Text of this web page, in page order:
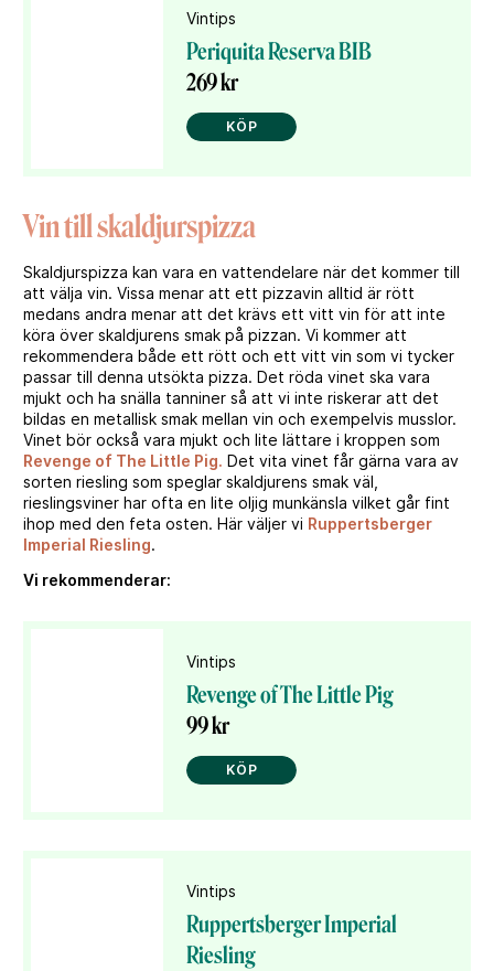
Vintips
Periquita Reserva BIB
269 kr
KÖP
Vin till skaldjurspizza
Skaldjurspizza kan vara en vattendelare när det kommer till
att välja vin. Vissa menar att ett pizzavin alltid är rött
medans andra menar att det krävs ett vitt vin för att inte
köra över skaldjurens smak på pizzan. Vi kommer att
rekommendera både ett rött och ett vitt vin som vi tycker
passar till denna utsökta pizza. Det röda vinet ska vara
mjukt och ha snälla tanniner så att vi inte riskerar att det
bildas en metallisk smak mellan vin och exempelvis musslor.
Vinet bör också vara mjukt och lite lättare i kroppen som
Revenge of The Little Pig. Det vita vinet får gärna vara av
sorten riesling som speglar skaldjurens smak väl,
rieslingsviner har ofta en lite oljig munkänsla vilket går fint
ihop med den feta osten. Här väljer vi Ruppertsberger
Imperial Riesling.
Vi rekommenderar:
Vintips
Revenge of The Little Pig
99 kr
KÖP
Vintips
Ruppertsberger Imperial
Riesling